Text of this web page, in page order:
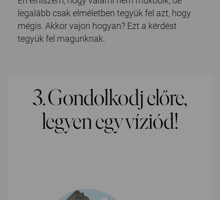
legalább csak elméletben tegyük fel azt, hogy
mégis. Akkor vajon hogyan? Ezt a kérdést
tegyük fel magunknak.
3. Gondolkodj előre,
legyen egy víziód!